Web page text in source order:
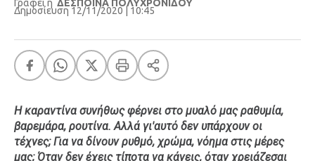
Γράφει η ΔΕΣΠΟΙΝΑ ΠΟΛΥΧΡΟΝΙΔΟΥ
Δημοσίευση 12/11/2020 | 10:45
Η καραντίνα συνήθως φέρνει στο μυαλό μας ραθυμία,
βαρεμάρα, ρουτίνα. Αλλά γι'αυτό δεν υπάρχουν οι
τέχνες; Για να δίνουν ρυθμό, χρώμα, νόημα στις μέρες
μας; Όταν δεν έχεις τίποτα να κάνεις, όταν χρειάζεσαι